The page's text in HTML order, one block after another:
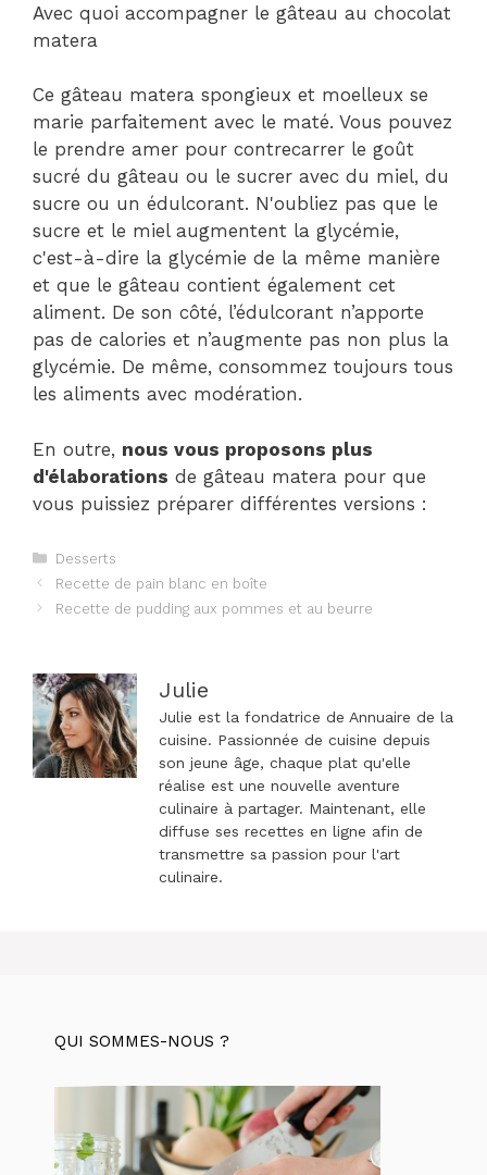
Avec quoi accompagner le gâteau au chocolat
matera
Ce gâteau matera spongieux et moelleux se
marie parfaitement avec le maté. Vous pouvez
le prendre amer pour contrecarrer le goût
sucré du gâteau ou le sucrer avec du miel, du
sucre ou un édulcorant. N'oubliez pas que le
sucre et le miel augmentent la glycémie,
c'est-à-dire la glycémie de la même manière
et que le gâteau contient également cet
aliment. De son côté, l’édulcorant n’apporte
pas de calories et n’augmente pas non plus la
glycémie. De même, consommez toujours tous
les aliments avec modération.
En outre, nous vous proposons plus
d'élaborations de gâteau matera pour que
vous puissiez préparer différentes versions :
Catégories
Desserts
Navigation
des
Recette de pain blanc en boîte
Recette de pudding aux pommes et au beurre
Julie
Julie est la fondatrice de Annuaire de la
cuisine. Passionnée de cuisine depuis
son jeune âge, chaque plat qu'elle
réalise est une nouvelle aventure
culinaire à partager. Maintenant, elle
diffuse ses recettes en ligne afin de
transmettre sa passion pour l'art
culinaire.
QUI SOMMES-NOUS ?